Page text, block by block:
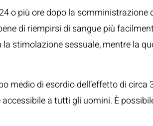
o più ore dopo la somministrazione
di riempirsi di sangue più
stimolazione sessuale, mentre la
medio di esordio dell’effetto di circa
a tutti gli uomini. È